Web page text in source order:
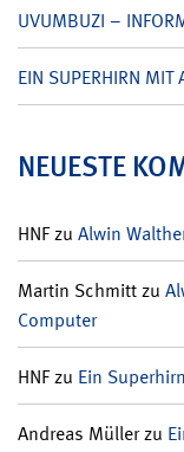
UVUMBUZI –
EIN SUPERHIRN MIT
NEUESTE
HNFzu Alwin
Martin Schmittzu
Computer
HNFzu Ein
Andreas Müllerzu